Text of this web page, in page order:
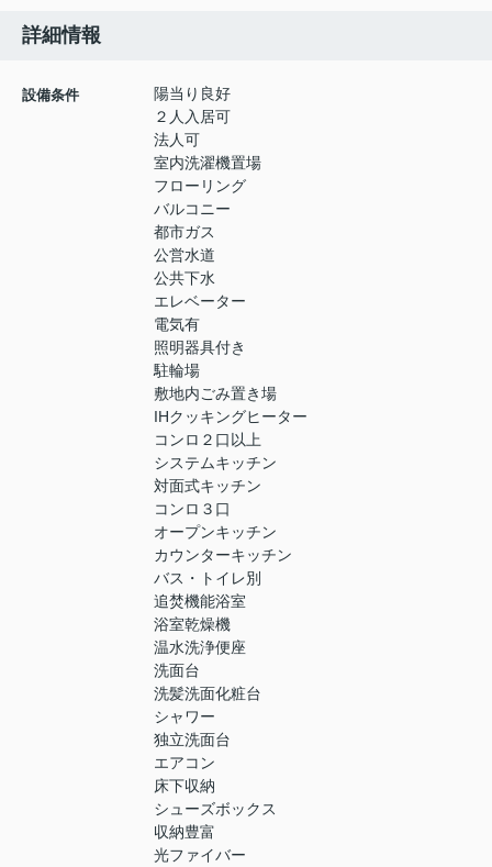
詳細情報
設備条件
陽当り良好
２人入居可
法人可
室内洗濯機置場
フローリング
バルコニー
都市ガス
公営水道
公共下水
エレベーター
電気有
照明器具付き
駐輪場
敷地内ごみ置き場
IHクッキングヒーター
コンロ２口以上
システムキッチン
対面式キッチン
コンロ３口
オープンキッチン
カウンターキッチン
バス・トイレ別
追焚機能浴室
浴室乾燥機
温水洗浄便座
洗面台
洗髪洗面化粧台
シャワー
独立洗面台
エアコン
床下収納
シューズボックス
収納豊富
光ファイバー